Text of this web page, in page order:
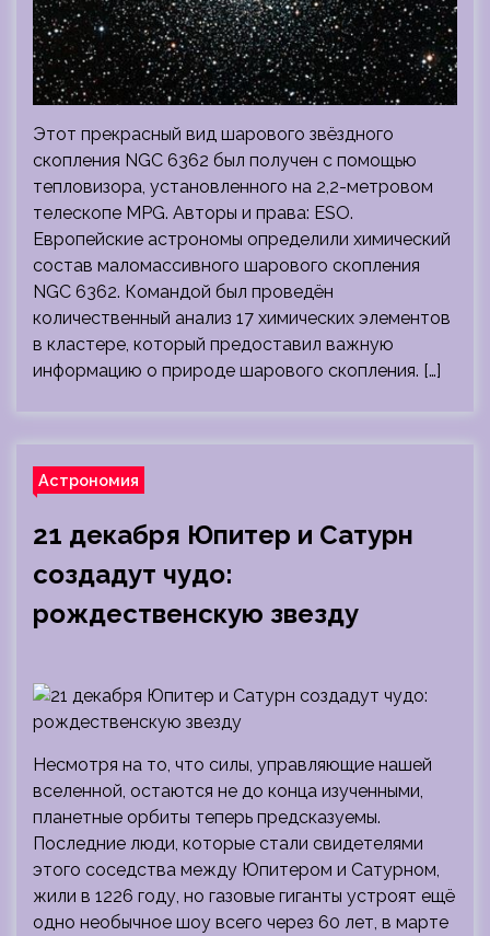
Этот прекрасный вид шарового звёздного
скопления NGC 6362 был получен с помощью
тепловизора, установленного на 2,2-метровом
телескопе MPG. Авторы и права: ESO.
Европейские астрономы определили химический
состав маломассивного шарового скопления
NGC 6362. Командой был проведён
количественный анализ 17 химических элементов
в кластере, который предоставил важную
информацию о природе шарового скопления. […]
Астрономия
21 декабря Юпитер и Сатурн
создадут чудо:
рождественскую звезду
Несмотря на то, что силы, управляющие нашей
вселенной, остаются не до конца изученными,
планетные орбиты теперь предсказуемы.
Последние люди, которые стали свидетелями
этого соседства между Юпитером и Сатурном,
жили в 1226 году, но газовые гиганты устроят ещё
одно необычное шоу всего через 60 лет, в марте